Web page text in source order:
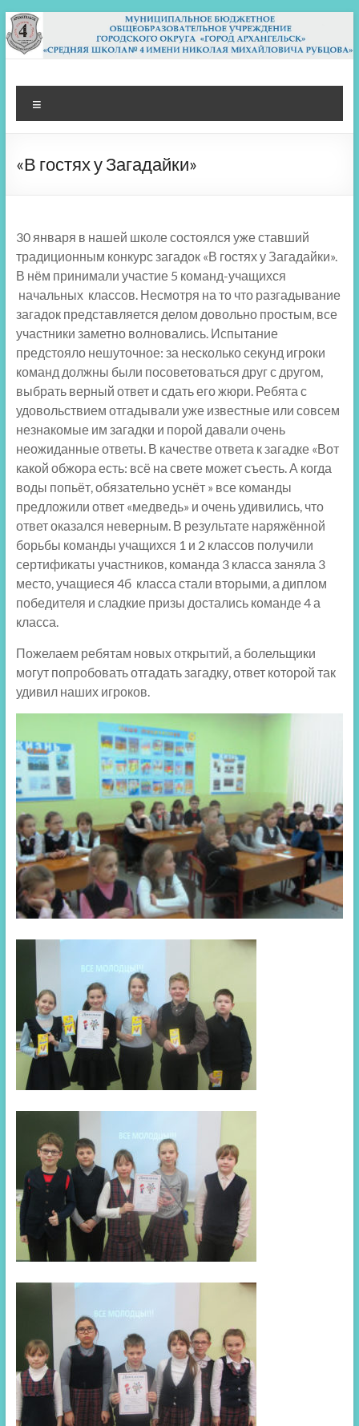
Перейти
к
содержимому
МБОУ СШ 4
Архангельск
«В гостях у Загадайки»
30 января в нашей школе состоялся уже ставший
традиционным конкурс загадок «В гостях у Загадайки».
В нём принимали участие 5 команд-учащихся
начальных классов. Несмотря на то что разгадывание
загадок представляется делом довольно простым, все
участники заметно волновались. Испытание
предстояло нешуточное: за несколько секунд игроки
команд должны были посоветоваться друг с другом,
выбрать верный ответ и сдать его жюри. Ребята с
удовольствием отгадывали уже известные или совсем
незнакомые им загадки и порой давали очень
неожиданные ответы. В качестве ответа к загадке «Вот
какой обжора есть: всё на свете может съесть. А когда
воды попьёт, обязательно уснёт » все команды
предложили ответ «медведь» и очень удивились, что
ответ оказался неверным. В результате наряжённой
борьбы команды учащихся 1 и 2 классов получили
сертификаты участников, команда 3 класса заняла 3
место, учащиеся 4б класса стали вторыми, а диплом
победителя и сладкие призы достались команде 4 а
класса.
Пожелаем ребятам новых открытий, а болельщики
могут попробовать отгадать загадку, ответ которой так
удивил наших игроков.